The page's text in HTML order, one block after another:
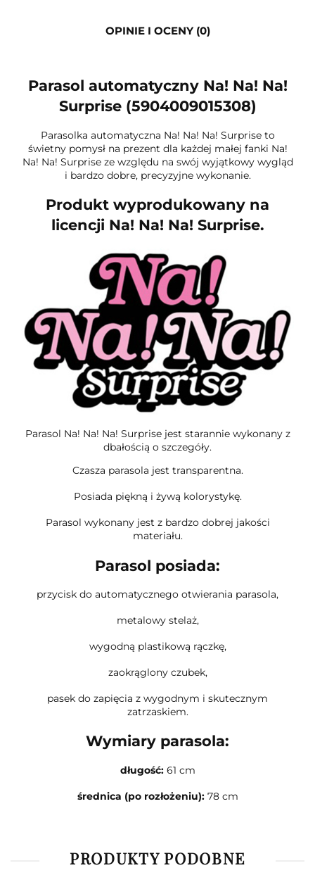
OPINIE I OCENY (0)
Parasol automatyczny Na! Na! Na!
Surprise (5904009015308)
Parasolka automatyczna Na! Na! Na! Surprise to
świetny pomysł na prezent dla każdej małej fanki Na!
Na! Na! Surprise ze względu na swój wyjątkowy wygląd
i bardzo dobre, precyzyjne wykonanie.
Produkt wyprodukowany na
licencji Na! Na! Na! Surprise.
Parasol Na! Na! Na! Surprise jest starannie wykonany z
dbałością o szczegóły.
Czasza parasola jest transparentna.
Posiada piękną i żywą kolorystykę.
Parasol wykonany jest z bardzo dobrej jakości
materiału.
Parasol posiada:
przycisk do automatycznego otwierania parasola,
metalowy stelaż,
wygodną plastikową rączkę,
zaokrąglony czubek,
pasek do zapięcia z wygodnym i skutecznym
zatrzaskiem.
Wymiary parasola:
długość:61 cm
średnica (po rozłożeniu):78 cm
PRODUKTY PODOBNE